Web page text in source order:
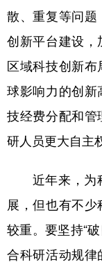
散、重复等问题
创新平台建设，
区域科技创新
球影响力的创新
技经费分配和管
研人员更大自主
近年来，为科
展，但也有不
较重。要坚持“
合科研活动规律